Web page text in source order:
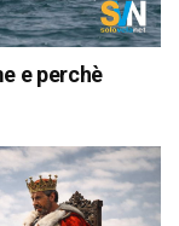
e perchè